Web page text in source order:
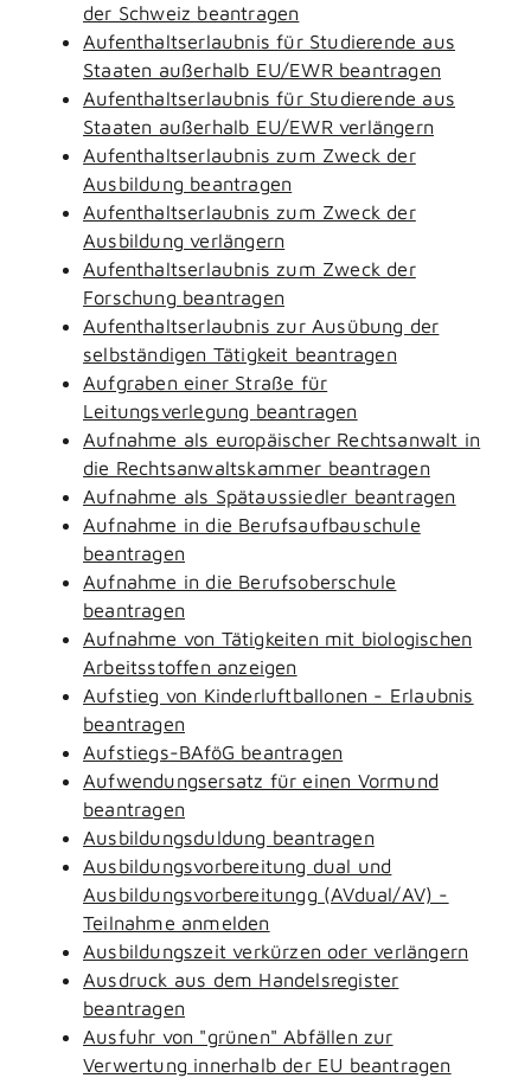
der Schweiz beantragen
Aufenthaltserlaubnis für Studierende aus
Staaten außerhalb EU/EWR beantragen
Aufenthaltserlaubnis für Studierende aus
Staaten außerhalb EU/EWR verlängern
Aufenthaltserlaubnis zum Zweck der
Ausbildung beantragen
Aufenthaltserlaubnis zum Zweck der
Ausbildung verlängern
Aufenthaltserlaubnis zum Zweck der
Forschung beantragen
Aufenthaltserlaubnis zur Ausübung der
selbständigen Tätigkeit beantragen
Aufgraben einer Straße für
Leitungsverlegung beantragen
Aufnahme als europäischer Rechtsanwalt in
die Rechtsanwaltskammer beantragen
Aufnahme als Spätaussiedler beantragen
Aufnahme in die Berufsaufbauschule
beantragen
Aufnahme in die Berufsoberschule
beantragen
Aufnahme von Tätigkeiten mit biologischen
Arbeitsstoffen anzeigen
Aufstieg von Kinderluftballonen - Erlaubnis
beantragen
Aufstiegs-BAföG beantragen
Aufwendungsersatz für einen Vormund
beantragen
Ausbildungsduldung beantragen
Ausbildungsvorbereitung dual und
Ausbildungsvorbereitungg (AVdual/AV) -
Teilnahme anmelden
Ausbildungszeit verkürzen oder verlängern
Ausdruck aus dem Handelsregister
beantragen
Ausfuhr von "grünen" Abfällen zur
Verwertung innerhalb der EU beantragen